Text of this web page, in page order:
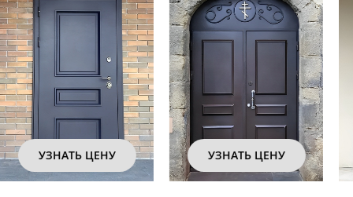
УЗНАТЬ ЦЕНУ УЗНАТЬ ЦЕНУ